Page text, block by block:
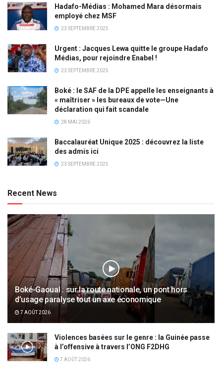
Hadafo-Médias : Mohamed Mara désormais
employé chez MSF
23 SEPTEMBRE 2025
Urgent : Jacques Lewa quitte le groupe Hadafo
Médias, pour rejoindre Enabel !
23 SEPTEMBRE 2025
Boké : le SAF de la DPE appelle les enseignants à
« maîtriser » les bureaux de vote—Une
déclaration qui fait scandale
28 MAI 2026
Baccalauréat Unique 2025 : découvrez la liste
des admis ici
23 SEPTEMBRE 2025
Recent News
Boké-Gaoual : sur la route nationale, un pont hors
d’usage paralyse tout un axe économique
7 AOÛT 2026
Violences basées sur le genre : la Guinée passe
à l’offensive à travers l’ONG F2DHG
7 AOÛT 2026